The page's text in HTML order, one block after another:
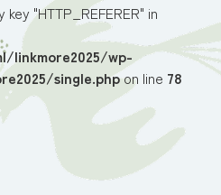
"HTTP_REFERER" in
linkmore2025/wp-
single.phpon line 78